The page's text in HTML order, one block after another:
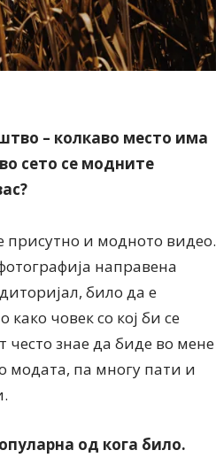
– колкаво место има
сето се модните
присутно и модното видео.
направена
било да е
човек со кој би се
често знае да биде во мене
модата, па многу пати и
од кога било.